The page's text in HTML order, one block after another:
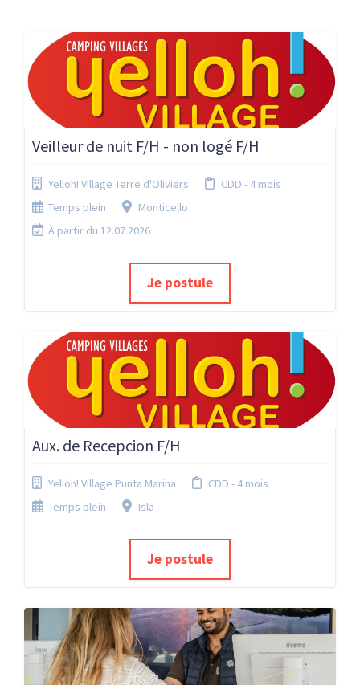
Veilleur de nuit F/H - non logé F/H
Yelloh! Village Terre d'Oliviers
CDD - 4 mois
Temps plein
Monticello
À partir du 12.07.2026
Je postule
Aux. de Recepcion F/H
Yelloh! Village Punta Marina
CDD - 4 mois
Temps plein
Isla
Je postule